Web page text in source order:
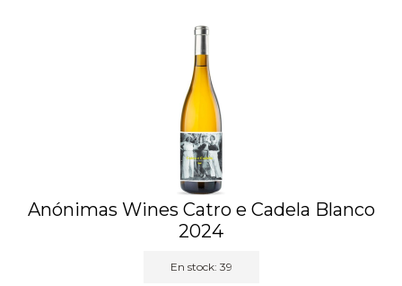
Anónimas Wines Catro e Cadela Blanco
2024
En stock: 39